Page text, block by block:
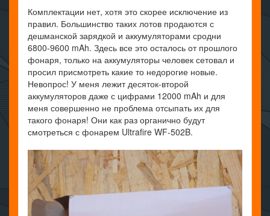
Комплектации нет, хотя это скорее исключение из
правил. Большинство таких лотов продаются с
дешманской зарядкой и аккумуляторами сродни
6800-9600 mAh. Здесь все это осталось от прошлого
фонаря, только на аккумуляторы человек сетовал и
просил присмотреть какие то недорогие новые.
Невопрос! У меня лежит десяток-второй
аккумуляторов даже с цифрами 12000 mAh и для
меня совершенно не проблема отсыпать их для
такого фонаря! Они как раз органично будут
смотреться с фонарем Ultrafire WF-502B.